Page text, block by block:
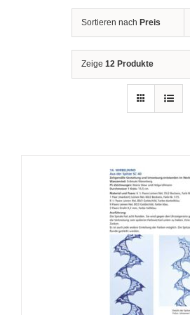
Sortieren nach Preis
Zeige 12 Produkte